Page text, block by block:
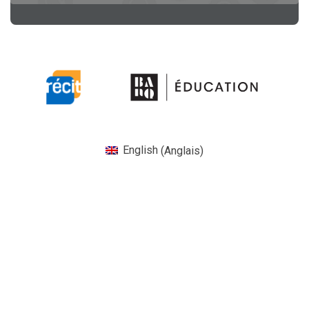
English(Anglais)